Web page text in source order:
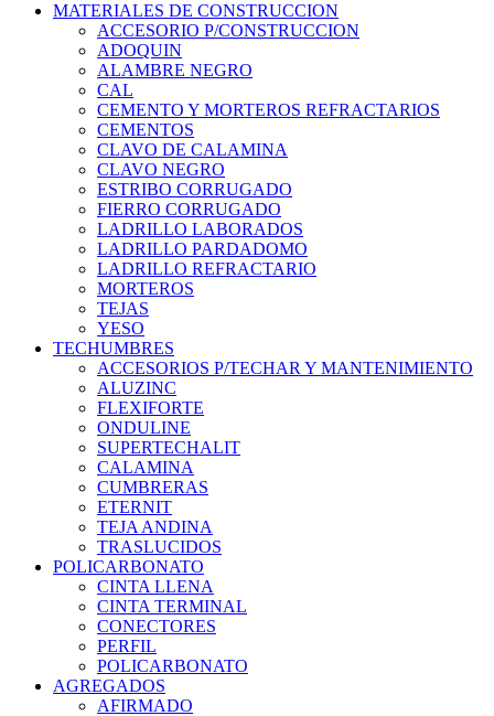
MATERIALES DE CONSTRUCCION
ACCESORIO P/CONSTRUCCION
ADOQUIN
ALAMBRE NEGRO
CAL
CEMENTO Y MORTEROS REFRACTARIOS
CEMENTOS
CLAVO DE CALAMINA
CLAVO NEGRO
ESTRIBO CORRUGADO
FIERRO CORRUGADO
LADRILLO LABORADOS
LADRILLO PARDADOMO
LADRILLO REFRACTARIO
MORTEROS
TEJAS
YESO
TECHUMBRES
ACCESORIOS P/TECHAR Y MANTENIMIENTO
ALUZINC
FLEXIFORTE
ONDULINE
SUPERTECHALIT
CALAMINA
CUMBRERAS
ETERNIT
TEJA ANDINA
TRASLUCIDOS
POLICARBONATO
CINTA LLENA
CINTA TERMINAL
CONECTORES
PERFIL
POLICARBONATO
AGREGADOS
AFIRMADO